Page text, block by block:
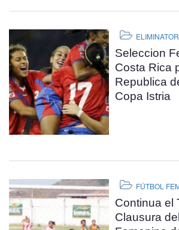
Seleccion
Costa Rica
Republica
Copa Istria
FÚTBOL
Continua el
Clausura